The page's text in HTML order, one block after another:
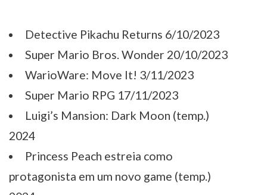
Detective Pikachu Returns 6/10/2023
Super Mario Bros. Wonder 20/10/2023
WarioWare: Move It! 3/11/2023
Super Mario RPG 17/11/2023
Luigi’s Mansion: Dark Moon (temp.)
2024
Princess Peach estreia como
protagonista em um novo game (temp.)